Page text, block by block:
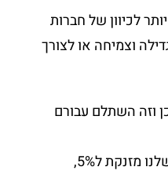
לכיוון של חברות
וצמיחה או לצורך
היתה 1% יתכן וזה השתלם עבורם
מזנקת ל5%,